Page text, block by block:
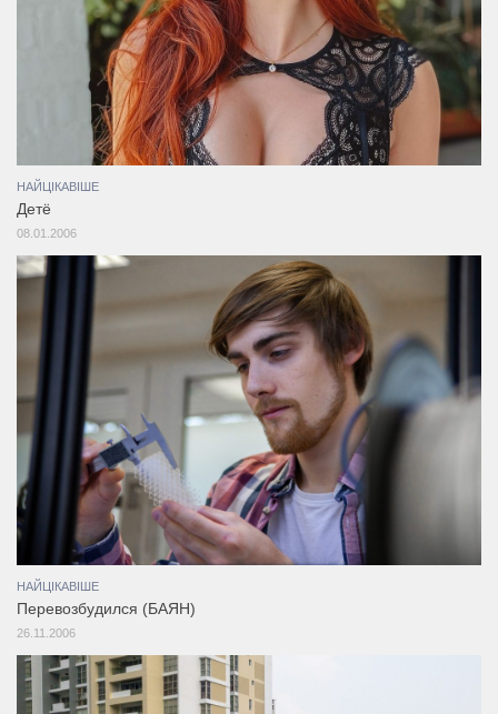
НАЙЦІКАВІШЕ
Детё
08.01.2006
НАЙЦІКАВІШЕ
Перевозбудился (БАЯН)
26.11.2006